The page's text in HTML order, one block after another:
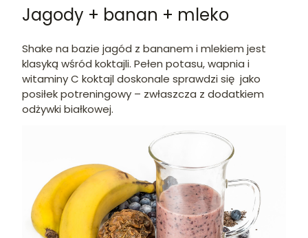
Jagody + banan + mleko
Shake na bazie jagód z bananem i mlekiem jest
klasyką wśród koktajli. Pełen potasu, wapnia i
witaminy C koktajl doskonale sprawdzi się jako
posiłek potreningowy – zwłaszcza z dodatkiem
odżywki białkowej.